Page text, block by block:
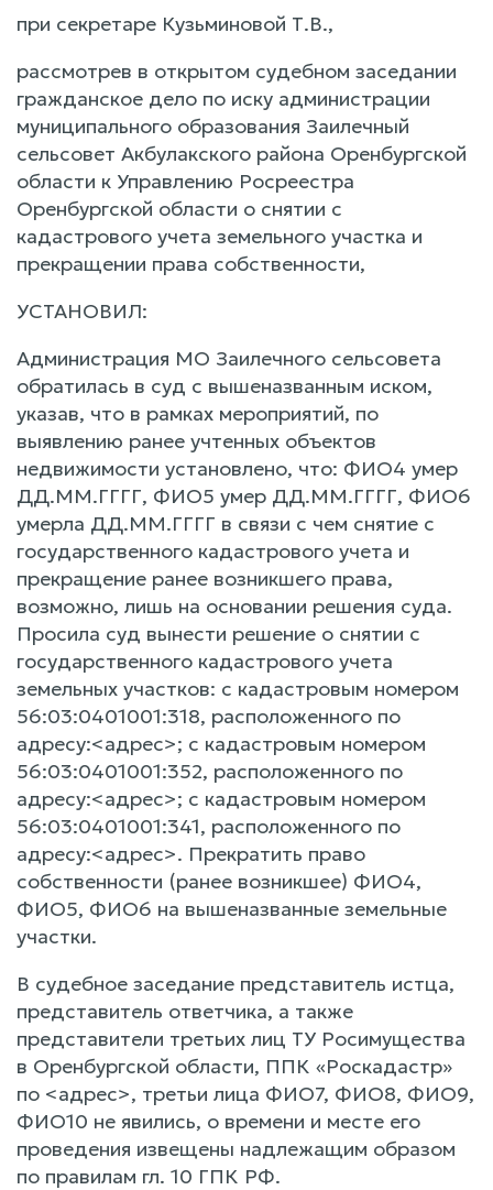
при секретаре Кузьминовой Т.В.,
рассмотрев в открытом судебном заседании
гражданское дело по иску администрации
муниципального образования Заилечный
сельсовет Акбулакского района Оренбургской
области к Управлению Росреестра
Оренбургской области о снятии с
кадастрового учета земельного участка и
прекращении права собственности,
УСТАНОВИЛ:
Администрация МО Заилечного сельсовета
обратилась в суд с вышеназванным иском,
указав, что в рамках мероприятий, по
выявлению ранее учтенных объектов
недвижимости установлено, что: ФИО4 умер
ДД.ММ.ГГГГ, ФИО5 умер ДД.ММ.ГГГГ, ФИО6
умерла ДД.ММ.ГГГГ в связи с чем снятие с
государственного кадастрового учета и
прекращение ранее возникшего права,
возможно, лишь на основании решения суда.
Просила суд вынести решение о снятии с
государственного кадастрового учета
земельных участков: с кадастровым номером
56:03:0401001:318, расположенного по
адресу:<адрес>; с кадастровым номером
56:03:0401001:352, расположенного по
адресу:<адрес>; с кадастровым номером
56:03:0401001:341, расположенного по
адресу:<адрес>. Прекратить право
собственности (ранее возникшее) ФИО4,
ФИО5, ФИО6 на вышеназванные земельные
участки.
В судебное заседание представитель истца,
представитель ответчика, а также
представители третьих лиц ТУ Росимущества
в Оренбургской области, ППК «Роскадастр»
по <адрес>, третьи лица ФИО7, ФИО8, ФИО9,
ФИО10 не явились, о времени и месте его
проведения извещены надлежащим образом
по правилам гл. 10 ГПК РФ.